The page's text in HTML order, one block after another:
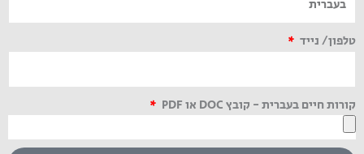
טלפון/ נייד
קורות חיים בעברית - קובץ DOC או PDF